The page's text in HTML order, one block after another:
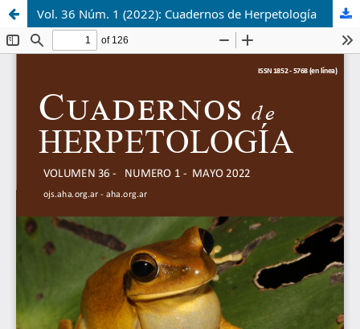
Vol. 36 Núm. 1 (2022): Cuadernos de Herpetología